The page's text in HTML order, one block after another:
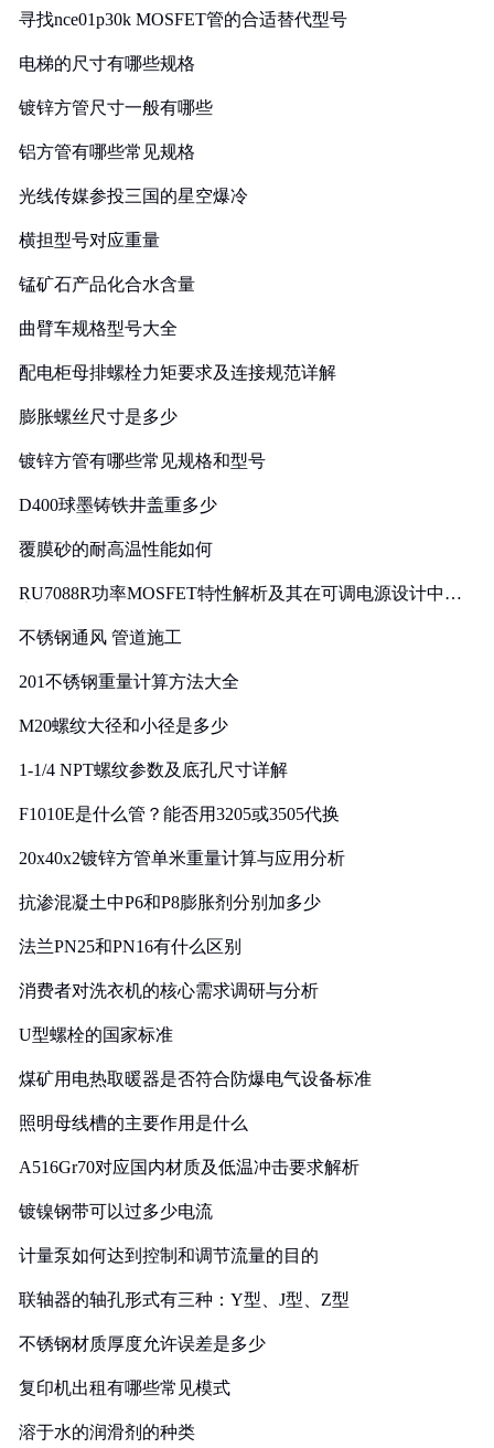
寻找nce01p30k MOSFET管的合适替代型号
电梯的尺寸有哪些规格
镀锌方管尺寸一般有哪些
铝方管有哪些常见规格
光线传媒参投三国的星空爆冷
横担型号对应重量
锰矿石产品化合水含量
曲臂车规格型号大全
配电柜母排螺栓力矩要求及连接规范详解
膨胀螺丝尺寸是多少
镀锌方管有哪些常见规格和型号
D400球墨铸铁井盖重多少
覆膜砂的耐高温性能如何
RU7088R功率MOSFET特性解析及其在可调电源设计中的
不锈钢通风 管道施工
201不锈钢重量计算方法大全
M20螺纹大径和小径是多少
1-1/4 NPT螺纹参数及底孔尺寸详解
F1010E是什么管？能否用3205或3505代换
20x40x2镀锌方管单米重量计算与应用分析
抗渗混凝土中P6和P8膨胀剂分别加多少
法兰PN25和PN16有什么区别
消费者对洗衣机的核心需求调研与分析
U型螺栓的国家标准
煤矿用电热取暖器是否符合防爆电气设备标准
照明母线槽的主要作用是什么
A516Gr70对应国内材质及低温冲击要求解析
镀镍钢带可以过多少电流
计量泵如何达到控制和调节流量的目的
联轴器的轴孔形式有三种：Y型、J型、Z型
不锈钢材质厚度允许误差是多少
复印机出租有哪些常见模式
溶于水的润滑剂的种类